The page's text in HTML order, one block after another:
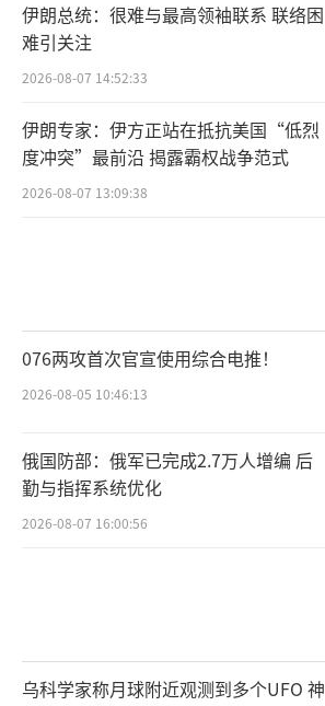
伊朗总统：很难与最高领袖联系 联络困
难引关注
2026-08-07 14:52:33
伊朗专家：伊方正站在抵抗美国“低烈
度冲突”最前沿 揭露霸权战争范式
2026-08-07 13:09:38
076两攻首次官宣使用综合电推！
2026-08-05 10:46:13
俄国防部：俄军已完成2.7万人增编 后
勤与指挥系统优化
2026-08-07 16:00:56
乌科学家称月球附近观测到多个UFO 神